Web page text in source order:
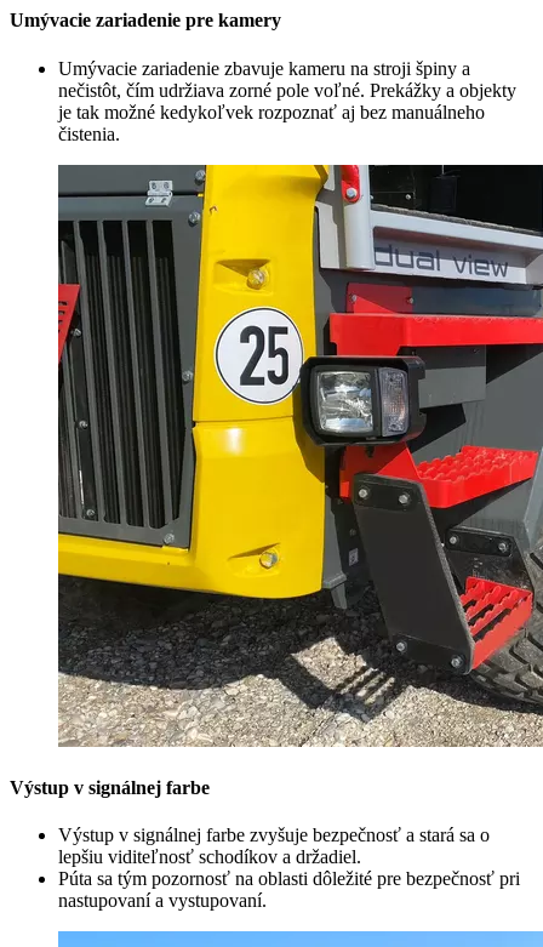
Umývacie zariadenie pre kamery
Umývacie zariadenie zbavuje kameru na stroji špiny a
nečistôt, čím udržiava zorné pole voľné. Prekážky a objekty
je tak možné kedykoľvek rozpoznať aj bez manuálneho
čistenia.
Výstup v signálnej farbe
Výstup v signálnej farbe zvyšuje bezpečnosť a stará sa o
lepšiu viditeľnosť schodíkov a držadiel.
Púta sa tým pozornosť na oblasti dôležité pre bezpečnosť pri
nastupovaní a vystupovaní.